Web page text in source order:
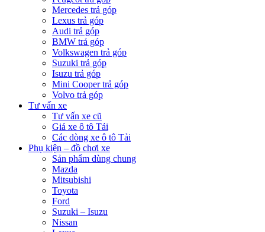
Mercedes trả góp
Lexus trả góp
Audi trả góp
BMW trả góp
Volkswagen trả góp
Suzuki trả góp
Isuzu trả góp
Mini Cooper trả góp
Volvo trả góp
Tư vấn xe
Tư vấn xe cũ
Giá xe ô tô Tải
Các dòng xe ô tô Tải
Phụ kiện – đồ chơi xe
Sản phẩm dùng chung
Mazda
Mitsubishi
Toyota
Ford
Suzuki – Isuzu
Nissan